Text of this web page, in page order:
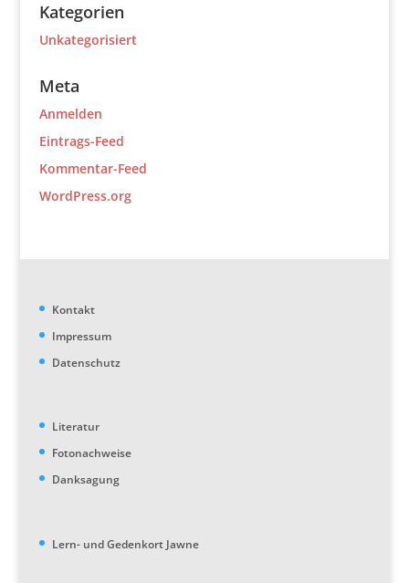
Kategorien
Unkategorisiert
Meta
Anmelden
Eintrags-Feed
Kommentar-Feed
WordPress.org
Kontakt
Impressum
Datenschutz
Literatur
Fotonachweise
Danksagung
Lern- und Gedenkort Jawne